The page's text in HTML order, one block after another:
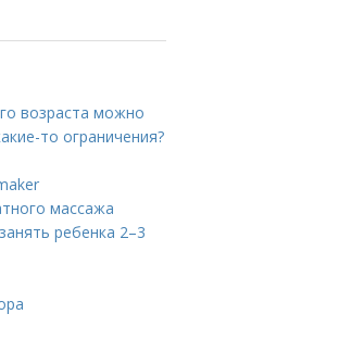
возраста можно
то ограничения?
массажа
ребенка 2–3